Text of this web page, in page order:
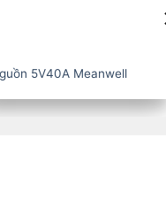
Nguồn 5V60A Centulight